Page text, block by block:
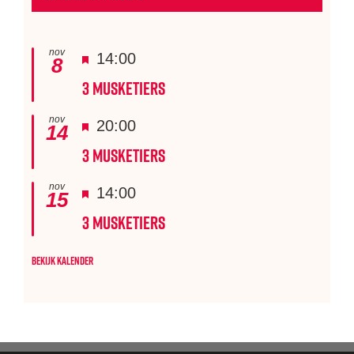
nov
8 Uitgelicht
14:00
3 Musketiers
nov
14 Uitgelicht
20:00
3 Musketiers
nov
15 Uitgelicht
14:00
3 Musketiers
Bekijk kalender